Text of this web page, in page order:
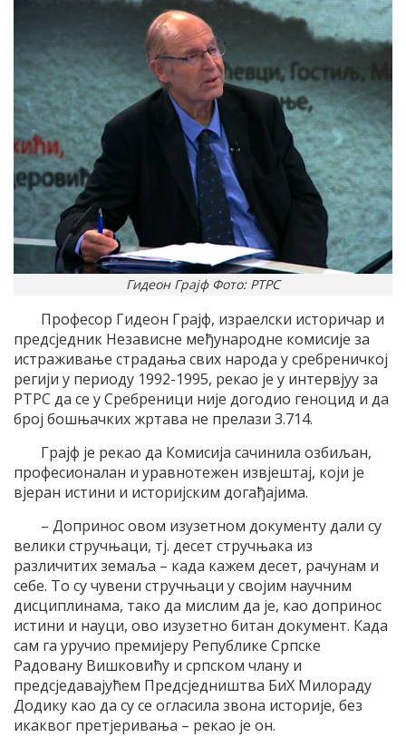
Гидеон Грајф Фото: РТРС
Професор Гидеон Грајф, израелски историчар и
предсједник Независне међународне комисије за
истраживање страдања свих народа у сребреничкој
регији у периоду 1992-1995, рекао је у интервјуу за
РТРС да се у Сребреници није догодио геноцид и да
број бошњачких жртава не прелази 3.714.
Грајф је рекао да Комисија сачинила озбиљан,
професионалан и уравнотежен извјештај, који је
вјеран истини и историјским догађајима.
– Допринос овом изузетном документу дали су
велики стручњаци, тј. десет стручњака из
различитих земаља – када кажем десет, рачунам и
себе. То су чувени стручњаци у својим научним
дисциплинама, тако да мислим да је, као допринос
истини и науци, ово изузетно битан документ. Када
сам га уручио премијеру Републике Српске
Радовану Вишковићу и српском члану и
предсједавајућем Предсједништва БиХ Милораду
Додику као да су се огласила звона историје, без
икаквог претјеривања – рекао је он.